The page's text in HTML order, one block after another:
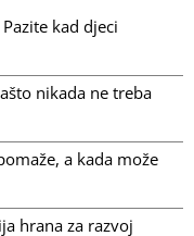
Pazite kad djeci
nikada ne treba
a kada može
hrana za razvoj